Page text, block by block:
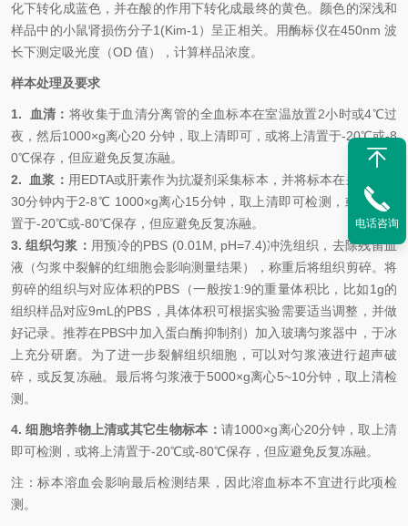
化下转化成蓝色，并在酸的作用下转化成最终的黄色。颜色的深浅和
样品中的小鼠肾损伤分子1(Kim-1） 呈正相关。用酶标仪在450nm 波
长下测定吸光度（OD 值），计算样品浓度。
样本处理及要求
1. 血清： 将收集于血清分离管的全血标本在室温放置2小时或4℃过
夜，然后1000×g离心20 分钟，取上清即可，或将上清置于-20℃或-8
0℃保存，但应避免反复冻融。
2.
血浆： 用EDTA或肝素作为抗凝剂采集标本，并将标本在采集后的
30分钟内于2-8℃ 1000×g离心15分钟，取上清即可检测，或将上清
置于-20℃或-80℃保存，但应避免反复冻融。
3. 组织匀浆： 用预冷的PBS (0.01M, pH=7.4)冲洗组织，去除残留血
液（匀浆中裂解的红细胞会影响测量结果），称重后将组织剪碎。将
剪碎的组织与对应体积的PBS（一般按1:9的重量体积比，比如1g的
组织样品对应9mL的PBS，具体体积可根据实验需要适当调整，并做
好记录。推荐在PBS中加入蛋白酶抑制剂）加入玻璃匀浆器中，于冰
上充分研磨。为了进一步裂解组织细胞，可以对匀浆液进行超声破
碎，或反复冻融。最后将匀浆液于5000×g离心5~10分钟，取上清检
测。
4. 细胞培养物上清或其它生物标本： 请1000×g离心20分钟，取上清
即可检测，或将上清置于-20℃或-80℃保存，但应避免反复冻融。
注：标本溶血会影响最后检测结果，因此溶血标本不宜进行此项检
测。
电话咨询